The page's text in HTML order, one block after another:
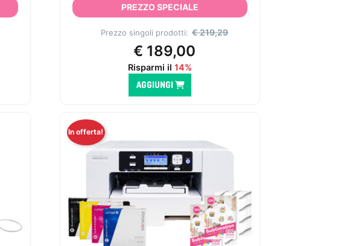
PREZZO SPECIALE
Prezzo singoli prodotti: €219,29
€ 189,00
Risparmi il 14%
AGGIUNGI
In offerta!